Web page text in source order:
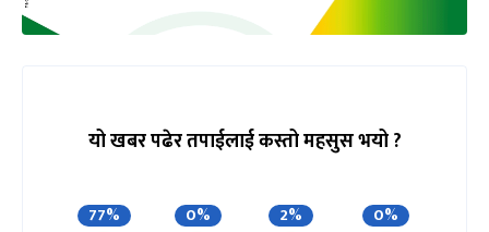
यो खबर पढेर तपाईलाई कस्तो महसुस भयो ?
77% 0% 2% 0%